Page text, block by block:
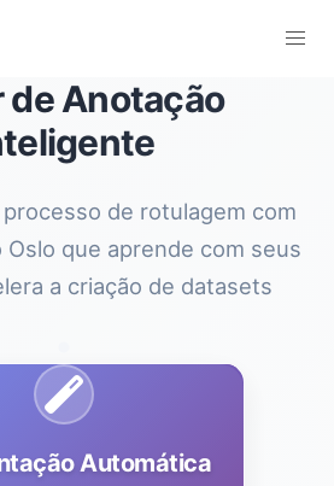
de Anotação
de rotulagem com
Oslo que aprende com seus
a criação de datasets
Automática